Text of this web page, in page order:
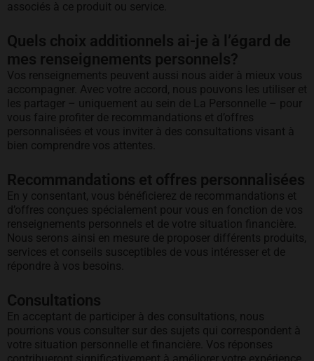
associés à ce produit ou service.
Quels choix additionnels ai-je à l’égard de
mes renseignements personnels?
Vos renseignements peuvent aussi nous aider à mieux vous
accompagner. Avec votre accord, nous pouvons les utiliser et
les partager – uniquement au sein de La Personnelle – pour
vous faire profiter de recommandations et d’offres
personnalisées et vous inviter à des consultations visant à
bien comprendre vos attentes.
Recommandations et offres personnalisées
En y consentant, vous bénéficierez de recommandations et
d’offres conçues spécialement pour vous en fonction de vos
renseignements personnels et de votre situation financière.
Nous serons ainsi en mesure de proposer différents produits,
services et conseils susceptibles de vous intéresser et de
répondre à vos besoins.
Consultations
En acceptant de participer à des consultations, nous
pourrions vous consulter sur des sujets qui correspondent à
votre situation personnelle et financière. Vos réponses